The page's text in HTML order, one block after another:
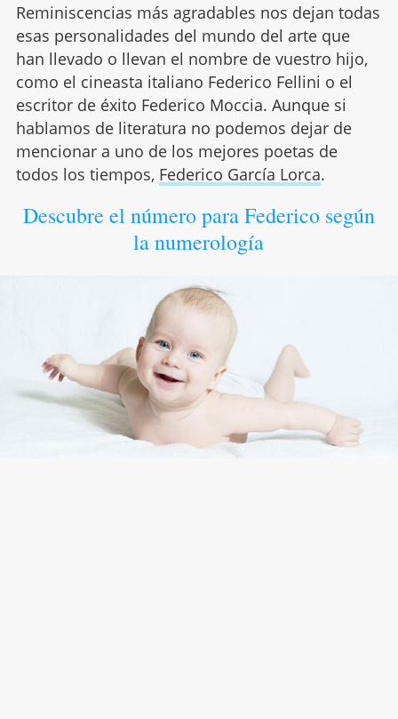
Reminiscencias más agradables nos dejan todas
esas personalidades del mundo del arte que
han llevado o llevan el nombre de vuestro hijo,
como el cineasta italiano Federico Fellini o el
escritor de éxito Federico Moccia. Aunque si
hablamos de literatura no podemos dejar de
mencionar a uno de los mejores poetas de
todos los tiempos, Federico García Lorca.
Descubre el número para Federico según
la numerología